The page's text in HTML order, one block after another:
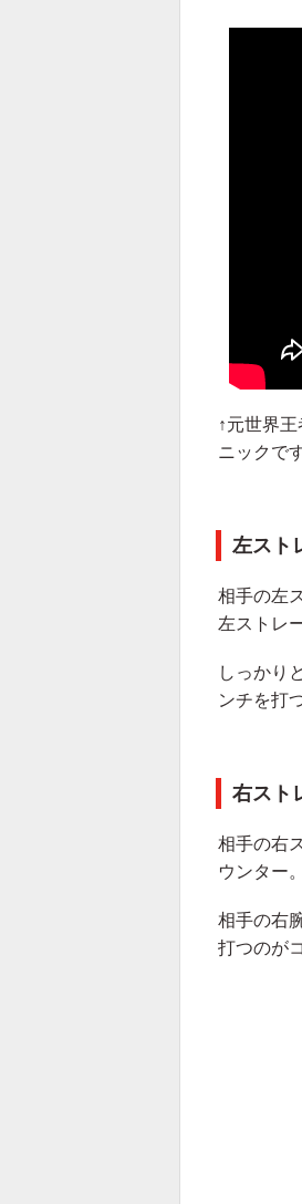
↑元世界
ニックで
左スト
相手の左
左ストレ
しっかり
ンチを打
右スト
相手の右
ウンター。
相手の右
打つのが